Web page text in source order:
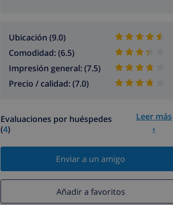
Ubicación (9.0)
Comodidad: (6.5)
Impresión general: (7.5)
Precio / calidad: (7.0)
Evaluaciones por huéspedes
(4)
Leer más
›
Enviar a un amigo
Añadir a favoritos